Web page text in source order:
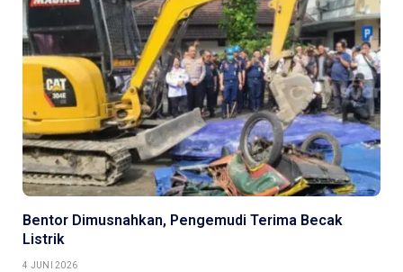
Bentor Dimusnahkan, Pengemudi Terima Becak
Listrik
4 JUNI 2026